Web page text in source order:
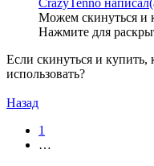
CrazyTenno
Можем скинуться и
Нажмите для
Если скинуться и купить,
использовать?
Назад
1
…